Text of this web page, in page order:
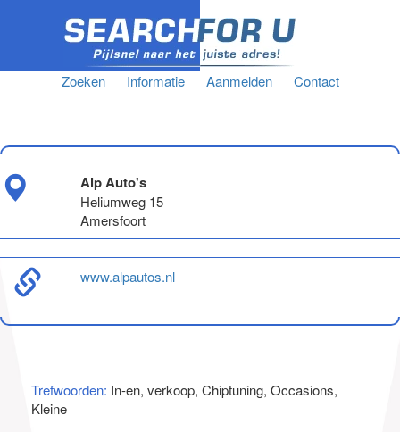
Zoeken Informatie Aanmelden Contact
Alp Auto's
Heliumweg 15
Amersfoort
www.alpautos.nl
Trefwoorden: In-en, verkoop, Chiptuning, Occasions,
Kleine